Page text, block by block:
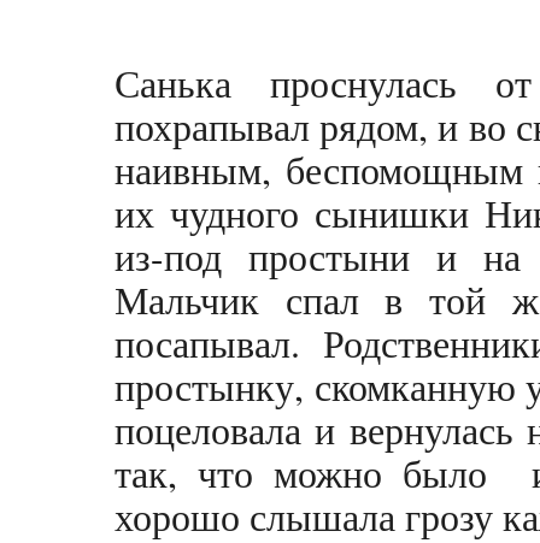
Санька проснулась
похрапывал рядом, и во
наивным, беспомощным
их чудного сынишки
из-под простыни и
Мальчик спал в той
посапывал.
простынку, скомканную
поцеловала и
так, что можно было
хорошо слышала грозу